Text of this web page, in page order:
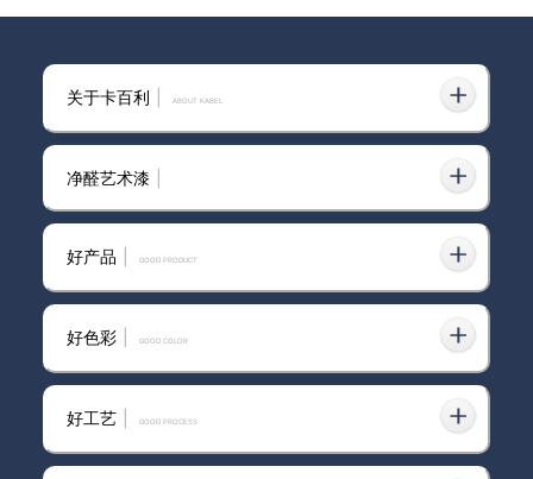
2024-09-23
霉、防潮、不起皮的秘密
2025-04-23
抗污防潮还耐磨，范洛雅晶艺术漆真
2024-12-02
家教你打造理想墙面
关于卡百利 ABOUT KABEL
净醛艺术漆
好产品 GOOD PRODUCT
好色彩 GOOD COLOR
好工艺 GOOD PROCESS